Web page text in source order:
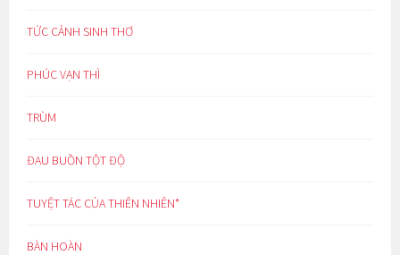
TỨC CẢNH SINH THƠ
PHÚC VẠN THÌ
TRÙM
ĐAU BUỒN TỘT ĐỘ
TUYỆT TÁC CỦA THIÊN NHIÊN*
BÀN HOÀN